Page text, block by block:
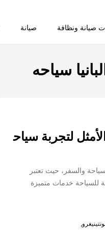
صيانة ونظافة صيانة
سياحه
لتجربة سياح
والسفر، حيث تعتبر
للسياحة خدمات متميزة